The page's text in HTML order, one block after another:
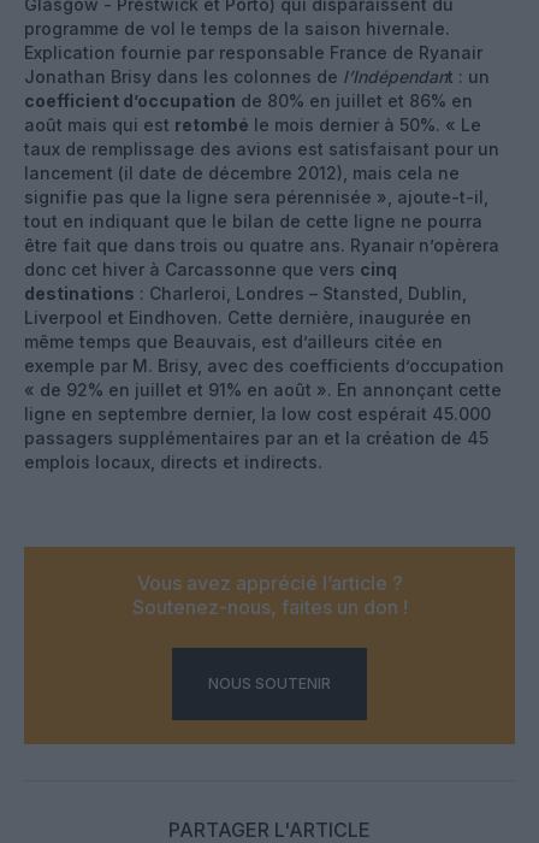
programme de vol le temps de la saison hivernale.
Explication fournie par responsable France de Ryanair
Jonathan Brisy dans les colonnes de l’Indépendant : un
coefficient d’occupation de 80% en juillet et 86% en
août mais qui est retombé le mois dernier à 50%. « Le
taux de remplissage des avions est satisfaisant pour un
lancement (il date de décembre 2012), mais cela ne
signifie pas que la ligne sera pérennisée », ajoute-t-il,
tout en indiquant que le bilan de cette ligne ne pourra
être fait que dans trois ou quatre ans. Ryanair n’opèrera
donc cet hiver à Carcassonne que vers cinq
destinations : Charleroi, Londres – Stansted, Dublin,
Liverpool et Eindhoven. Cette dernière, inaugurée en
même temps que Beauvais, est d’ailleurs citée en
exemple par M. Brisy, avec des coefficients d’occupation
« de 92% en juillet et 91% en août ». En annonçant cette
ligne en septembre dernier, la low cost espérait 45.000
passagers supplémentaires par an et la création de 45
emplois locaux, directs et indirects.
Vous avez apprécié l’article ?
Soutenez-nous, faites un don !
NOUS SOUTENIR
PARTAGER L'ARTICLE